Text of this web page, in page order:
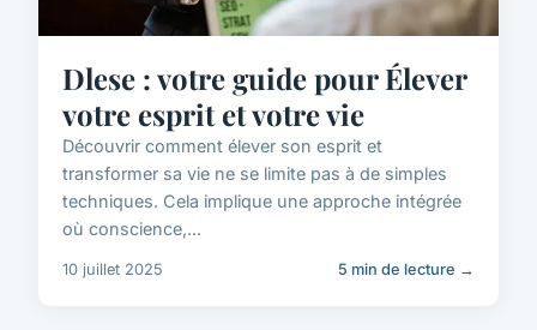
Dlese : votre guide pour Élever
votre esprit et votre vie
Découvrir comment élever son esprit et
transformer sa vie ne se limite pas à de simples
techniques. Cela implique une approche intégrée
où conscience,...
10 juillet 2025 5 min de lecture →